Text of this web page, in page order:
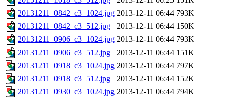
20131211_0842_c3_1024.jpg 2013-12-11 06:44 793K
20131211_0842_c3_512.jpg
2013-12-11 06:44 150K
20131211_0906_c3_1024.jpg 2013-12-11 06:44 793K
20131211_0906_c3_512.jpg
2013-12-11 06:44 151K
20131211_0918_c3_1024.jpg 2013-12-11 06:44 797K
20131211_0918_c3_512.jpg
2013-12-11 06:44 152K
20131211_0930_c3_1024.jpg 2013-12-11 06:44 794K